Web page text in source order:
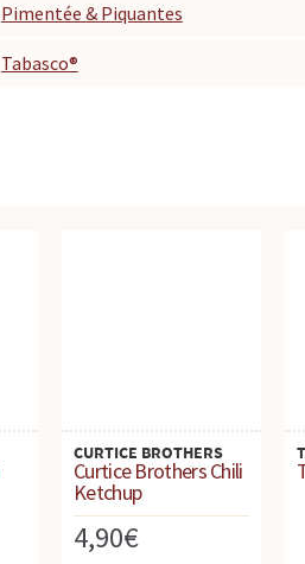
Pimentée & Piquantes
Tabasco®
CURTICE BROTHERS
Curtice Brothers Chili
Ketchup
4,90€